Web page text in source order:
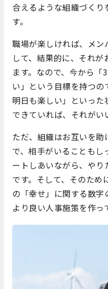
合えるような組織づくり
す。
職場が楽しければ、メン
して、結果的に、それ
ます。なので、今から
い」という目標を持つの
明日も楽しい」といっ
できていれば、それがい
ただ、組織はお互いを
で、相手がいることも
ートしあいながら、や
です。そして、そのため
の「幸せ」に関する数字
より良い人事施策を作っ